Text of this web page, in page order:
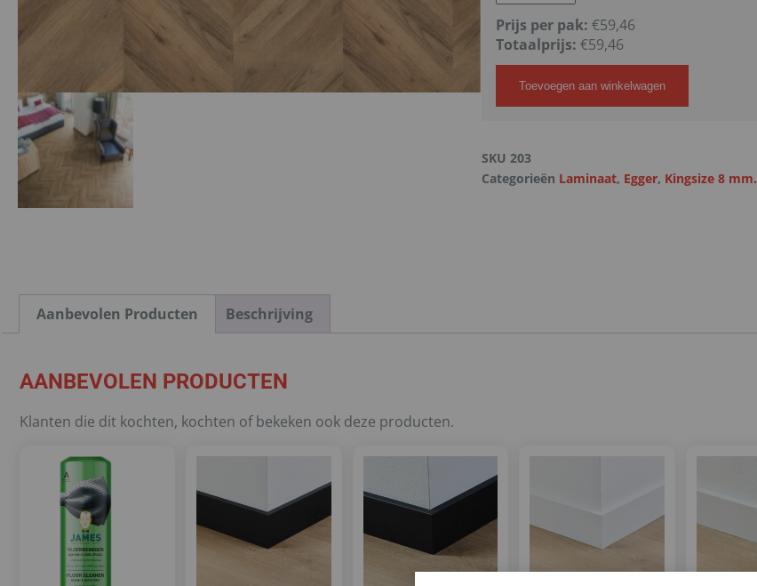
Prijs per pak: €59,46
Totaalprijs: €59,46
Toevoegen aan winkelwagen
SKU 203
Categorieën Laminaat, Egger, Kingsize 8 mm.
Aanbevolen Producten Beschrijving
AANBEVOLEN PRODUCTEN
Klanten die dit kochten, kochten of bekeken ook deze producten.